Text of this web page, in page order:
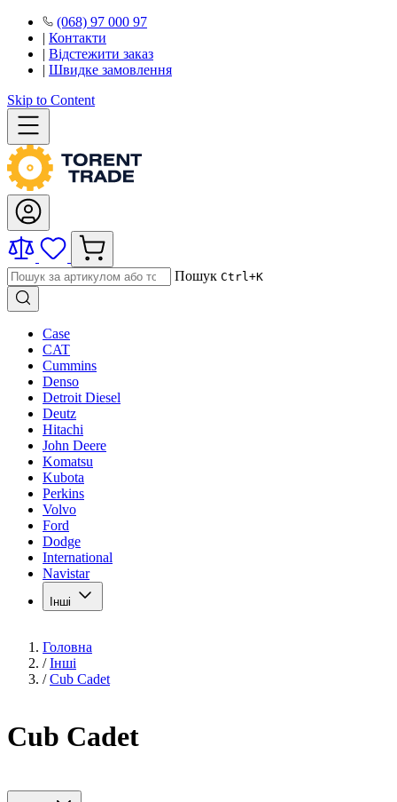
(068) 97 000 97
| Контакти
| Відстежити заказ
| Швидке замовлення
Skip to Content
Пошук Ctrl+K
Case
CAT
Cummins
Denso
Detroit Diesel
Deutz
Hitachi
John Deere
Komatsu
Kubota
Perkins
Volvo
Ford
Dodge
International
Navistar
Інші
Головна
/ Інші
/ Cub Cadet
Cub Cadet